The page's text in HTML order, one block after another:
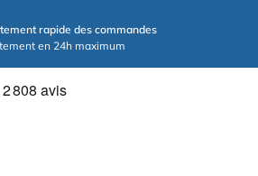
rapide des commandes
en 24h maximum